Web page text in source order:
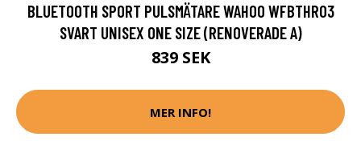
BLUETOOTH SPORT PULSMÄTARE WAHOO WFBTHR03
SVART UNISEX ONE SIZE (RENOVERADE A)
839 SEK
MER INFO!